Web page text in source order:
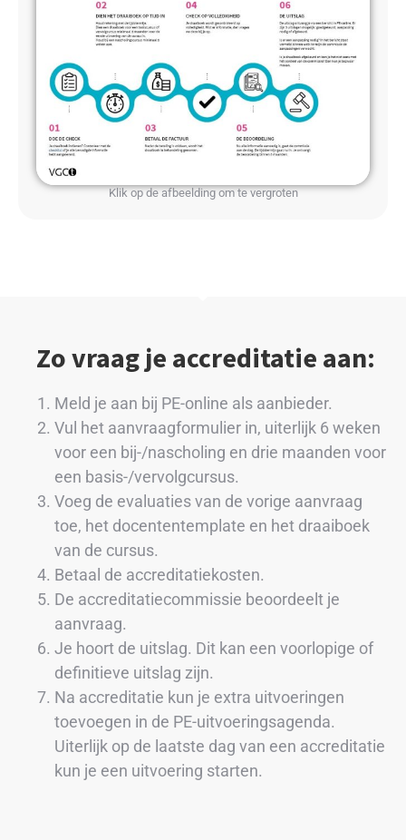
Klik op de afbeelding om te vergroten
Zo vraag je accreditatie aan:
Meld je aan bij PE-online als aanbieder.
Vul het aanvraagformulier in, uiterlijk 6 weken
voor een bij-/nascholing en drie maanden voor
een basis-/vervolgcursus.
Voeg de evaluaties van de vorige aanvraag
toe, het docententemplate en het draaiboek
van de cursus.
Betaal de accreditatiekosten.
De accreditatiecommissie beoordeelt je
aanvraag.
Je hoort de uitslag. Dit kan een voorlopige of
definitieve uitslag zijn.
Na accreditatie kun je extra uitvoeringen
toevoegen in de PE-uitvoeringsagenda.
Uiterlijk op de laatste dag van een accreditatie
kun je een uitvoering starten.